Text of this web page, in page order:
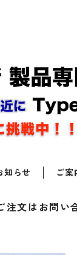
知らせ ご案
文はお問い